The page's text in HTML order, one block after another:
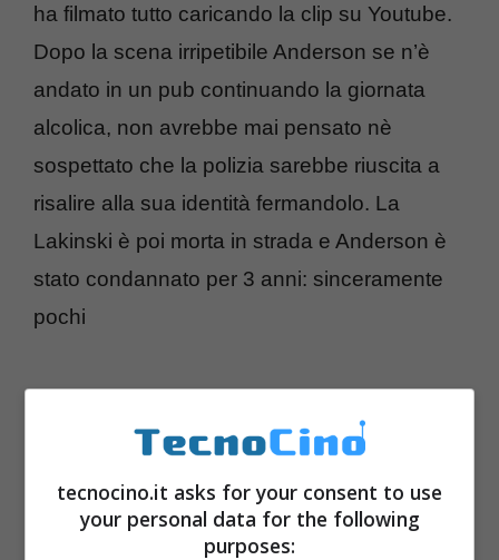
ha filmato tutto caricando la clip su Youtube.
Dopo la scena irripetibile Anderson se n’è
andato in un pub continuando la giornata
alcolica, non avrebbe mai pensato nè
sospettato che la polizia sarebbe riuscita a
risalire alla sua identità fermandolo. La
Lakinski è poi morta in strada e Anderson è
stato condannato per 3 anni: sinceramente
pochi
tecnocino.it asks for your consent to use
your personal data for the following
purposes: